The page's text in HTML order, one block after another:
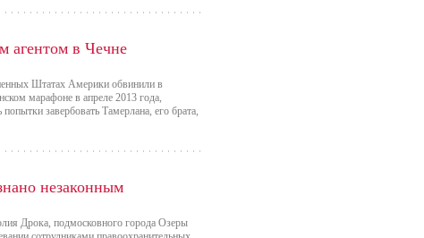
агентом в Чечне
Штатах Америки обвинили в
марафоне в апреле 2013 года,
завербовать Тамерлана, его брата,
незаконным
Дрока, подмосковного города Озеры